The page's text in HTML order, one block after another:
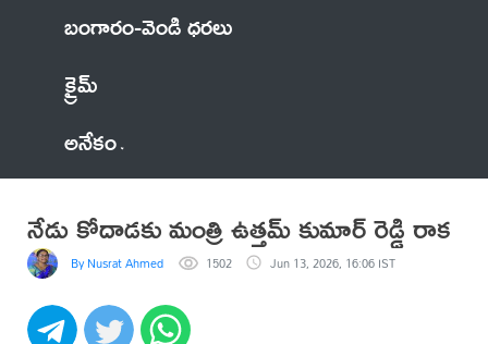
బంగారం-వెండి ధరలు
క్రైమ్
అనేకం
నేడు కోదాడకు మంత్రి ఉత్తమ్ కుమార్ రెడ్డి రాక
By Nusrat Ahmed 1502 Jun 13, 2026, 16:06 IST